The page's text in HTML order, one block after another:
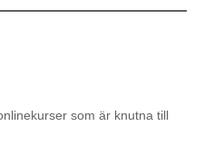
som är knutna till